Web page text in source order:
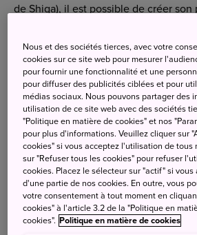
de Shiga), il est possible de créer son
pouvoir le confectionner
Le sanctuaire qui est situé à mi-
de 350 m de haut, aurait été fondé il
ans. Il est lié à la prévention des
et au succès des affaires.
Visitez le sanctuaire Tarobogu et
votre propre Omamori en souvenir
Shiga !
Nous et des sociétés tierces, avec votre
cookies sur ce site web pour mesurer
pour fournir une fonctionnalité et une
pour diffuser des publicités ciblées et pour
médias sociaux. Nous pouvons partager des
utilisation de ce site web avec des sociétés
"Politique en matière de cookies" et nos
pour plus d'informations. Veuillez cliquer sur
cookies" si vous acceptez l'utilisation de tous
sur "Refuser tous les cookies" pour refuser
cookies. Placez le sélecteur sur "actif" si
d'une partie de nos cookies. En outre, vous
votre consentement à tout moment en
cookies" à l'article 3.2 de la "Politique en
cookies". Politique en matière de cookies